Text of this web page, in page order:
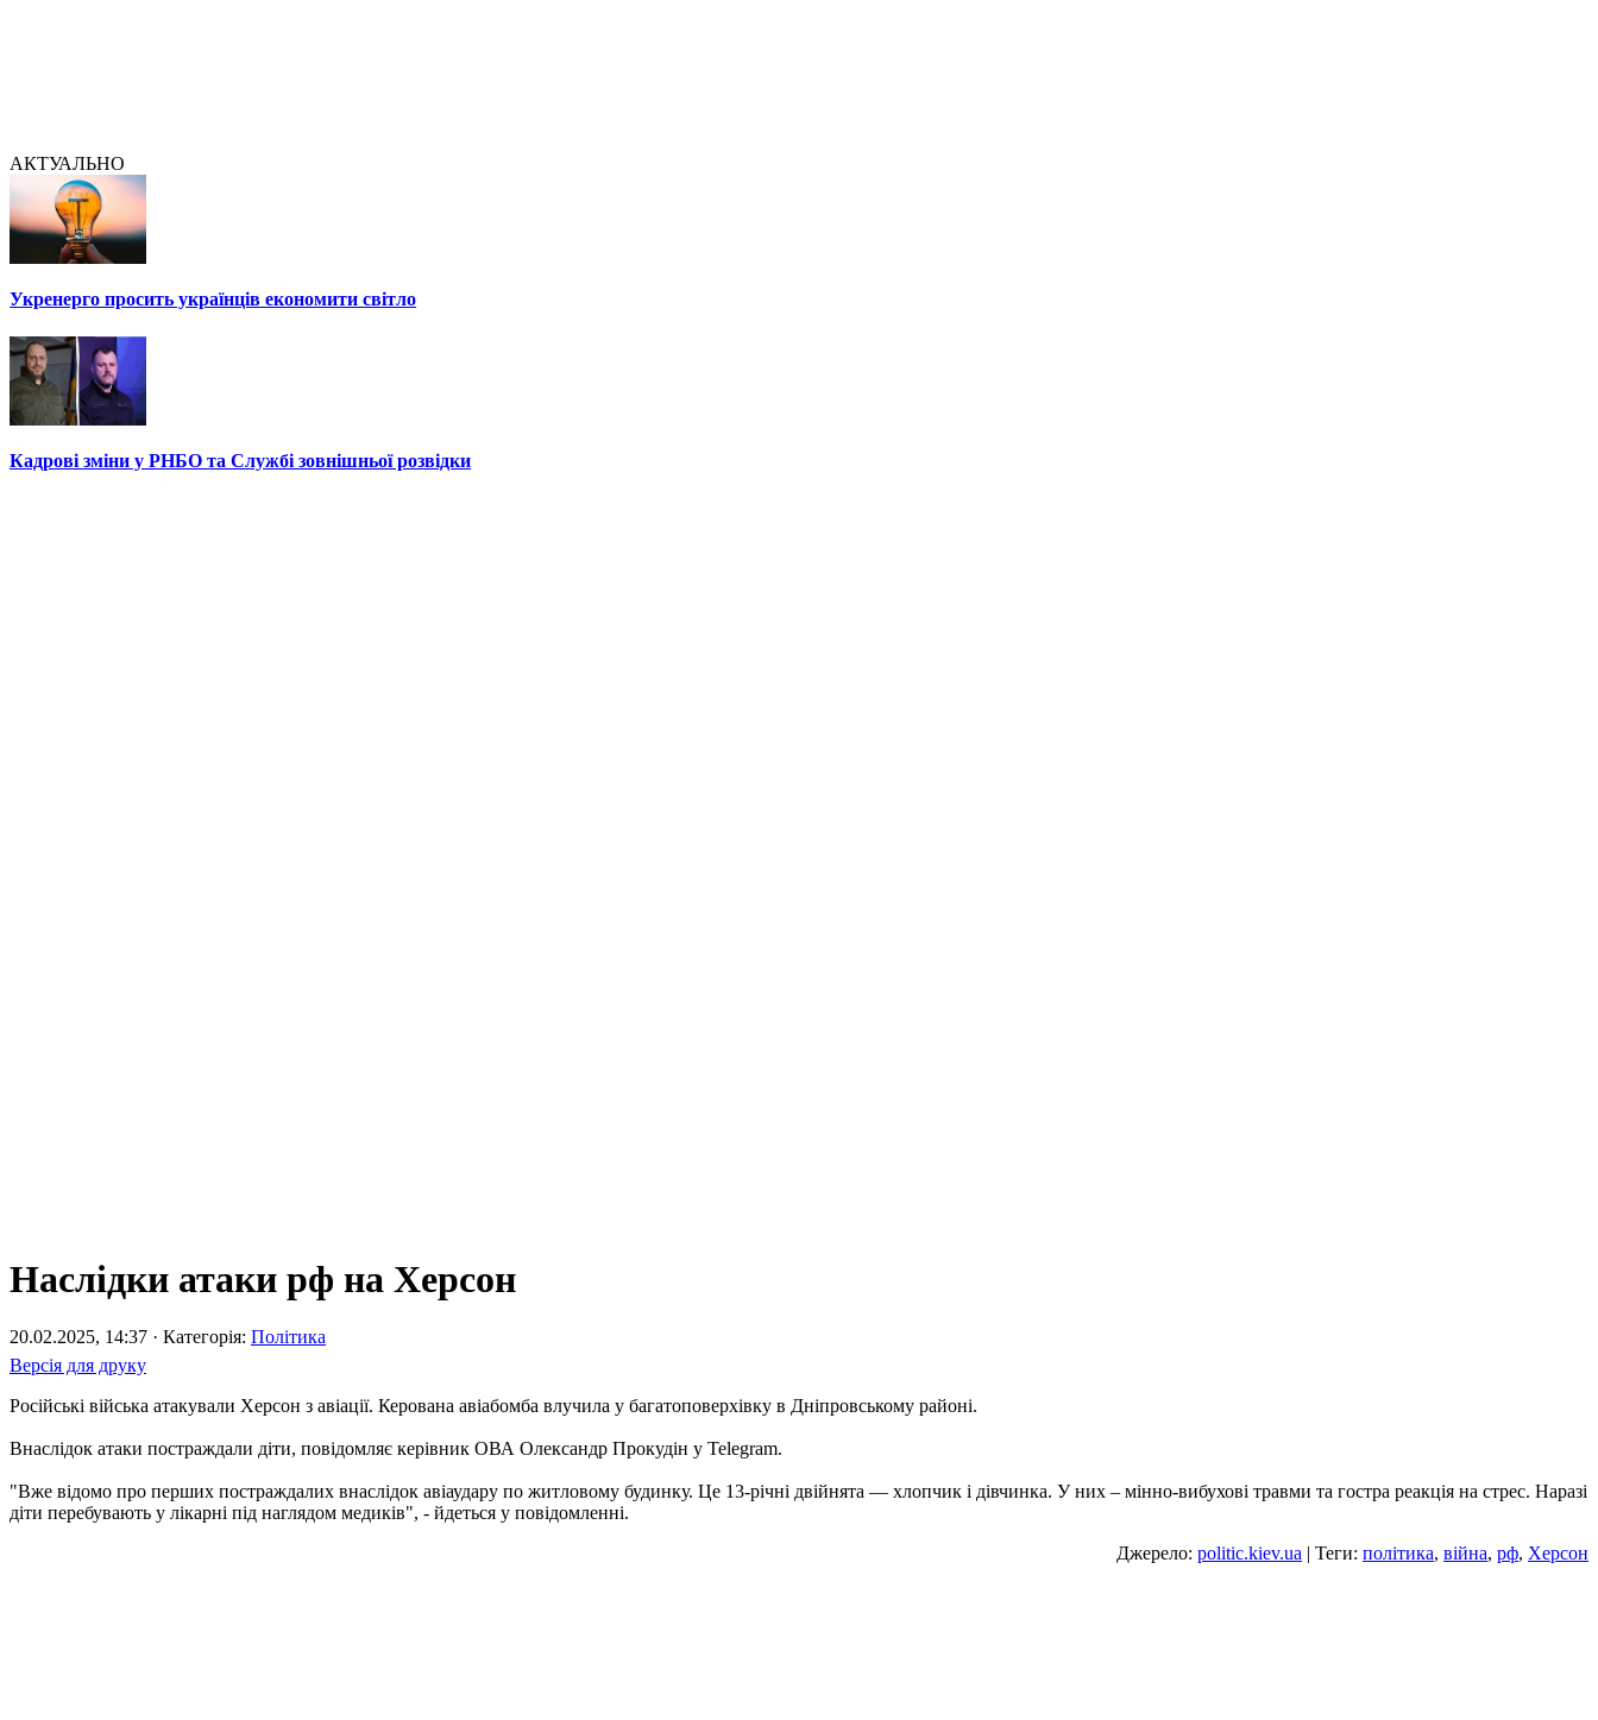
АКТУАЛЬНО
Укренерго просить українців економити світло
Кадрові зміни у РНБО та Службі зовнішньої розвідки
Наслідки атаки рф на Херсон
20.02.2025, 14:37 · Категорія: Політика
Версія для друку
Російські війська атакували Херсон з авіації. Керована авіабомба влучила у багатоповерхівку в Дніпровському районі.
Внаслідок атаки постраждали діти, повідомляє керівник ОВА Олександр Прокудін у Telegram.
"Вже відомо про перших постраждалих внаслідок авіаудару по житловому будинку. Це 13-річні двійнята — хлопчик і дівчинка. У них – мінно-вибухові травми та гостра реакція на стрес. Наразі
діти перебувають у лікарні під наглядом медиків", - йдеться у повідомленні.
Джерело: politic.kiev.ua | Теги: політика, війна, рф, Херсон